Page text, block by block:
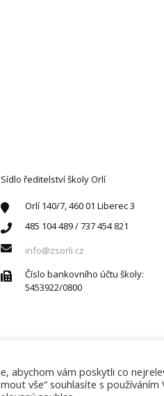
Sídlo ředitelství školy Orlí
Orlí 140/7, 460 01 Liberec 3
485 104 489 / 737 454 821
info@zsorli.cz
Číslo bankovního účtu školy:
5453922/0800
abychom vám poskytli co
vše“ souhlasíte s